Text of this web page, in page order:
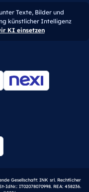
Texte, Bilder und
künstlicher Intelligenz
KI einsetzen
Gesellschaft: INK srl. Rechtlicher
IT02078070998. REA: 458236.